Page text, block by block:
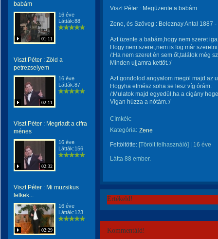
babám
01:11
16 éve
Látták:88
Viszt Péter : Zöld a
petrezselyem
02:11
16 éve
Látták:87
Viszt Péter : Megriadt a cifra
ménes
02:32
16 éve
Látták:156
Viszt Péter : Mi muzsikus
lelkek...
02:29
16 éve
Látták:123
Viszt Péter : Megüzente a babám
Zene, és Szöveg : Beleznay Antal 1887 -
Azt üzente a babám,hogy nem szeret
Hogy nem szeret,nem is fog már
/:Ha nem szeret én sem őt,találok még
Minden ujjamra kettőt.:/
Azt gondolod angyalom megöl majd az
Hogyha elmész soha se lesz víg órám.
/:Mulatok majd egyedül,ha a cigány
Vígan húzza a nótám.:/
Címkék:
Kategória: Zene
Feltöltötte: [Törölt felhasználó] 16 éve
Látta 88 ember.
Értékeld!
Kommentáld!